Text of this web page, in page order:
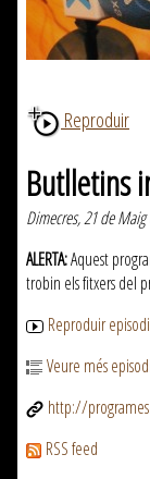
Reproduir
Butlletins
Dimecres, 21 de
ALERTA:Aquest
trobin els fitxers del
Reproduir episodi
Veure més
http://
RSS feed